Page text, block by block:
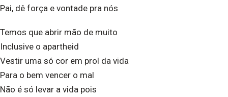
Pai, dê força e vontade pra nós
Temos que abrir mão de muito
Inclusive o apartheid
Vestir uma só cor em prol da vida
Para o bem vencer o mal
Não é só levar a vida pois